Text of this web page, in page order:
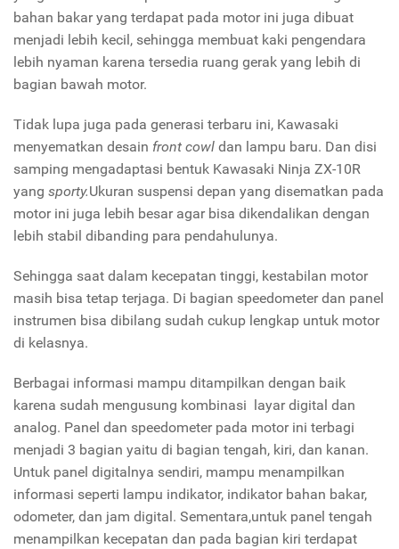
bahan bakar yang terdapat pada motor ini juga dibuat
menjadi lebih kecil, sehingga membuat kaki pengendara
lebih nyaman karena tersedia ruang gerak yang lebih di
bagian bawah motor.
Tidak lupa juga pada generasi terbaru ini, Kawasaki
menyematkan desain front cowl dan lampu baru. Dan disi
samping mengadaptasi bentuk Kawasaki Ninja ZX-10R
yang sporty.Ukuran suspensi depan yang disematkan pada
motor ini juga lebih besar agar bisa dikendalikan dengan
lebih stabil dibanding para pendahulunya.
Sehingga saat dalam kecepatan tinggi, kestabilan motor
masih bisa tetap terjaga. Di bagian speedometer dan panel
instrumen bisa dibilang sudah cukup lengkap untuk motor
di kelasnya.
Berbagai informasi mampu ditampilkan dengan baik
karena sudah mengusung kombinasi layar digital dan
analog. Panel dan speedometer pada motor ini terbagi
menjadi 3 bagian yaitu di bagian tengah, kiri, dan kanan.
Untuk panel digitalnya sendiri, mampu menampilkan
informasi seperti lampu indikator, indikator bahan bakar,
odometer, dan jam digital. Sementara,untuk panel tengah
menampilkan kecepatan dan pada bagian kiri terdapat